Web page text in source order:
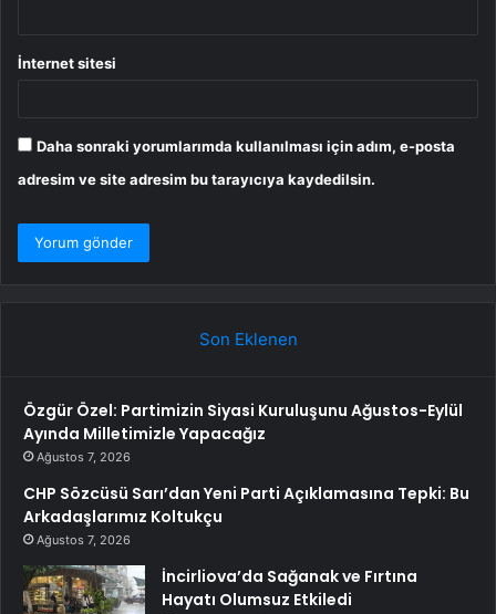
İnternet sitesi
Daha sonraki yorumlarımda kullanılması için adım, e-posta
adresim ve site adresim bu tarayıcıya kaydedilsin.
Son Eklenen
Özgür Özel: Partimizin Siyasi Kuruluşunu Ağustos-Eylül
Ayında Milletimizle Yapacağız
Ağustos 7, 2026
CHP Sözcüsü Sarı’dan Yeni Parti Açıklamasına Tepki: Bu
Arkadaşlarımız Koltukçu
Ağustos 7, 2026
İncirliova’da Sağanak ve Fırtına
Hayatı Olumsuz Etkiledi